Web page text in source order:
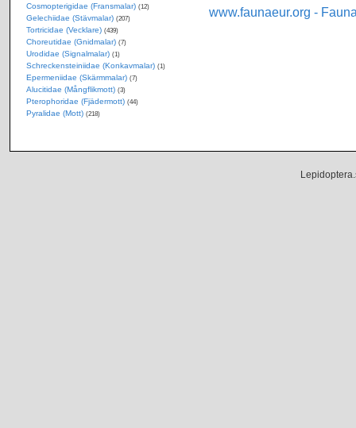
www.faunaeur.org -
Cosmopterigidae (Fransmalar) (12)
Gelechiidae (Stävmalar) (207)
Tortricidae (Vecklare) (439)
Choreutidae (Gnidmalar) (7)
Urodidae (Signalmalar) (1)
Schreckensteiniidae (Konkavmalar) (1)
Epermeniidae (Skärmmalar) (7)
Alucitidae (Mångflikmott) (3)
Pterophoridae (Fjädermott) (44)
Pyralidae (Mott) (218)